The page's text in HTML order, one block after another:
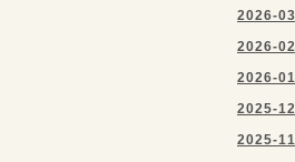
2026-03
2026-02
2026-01
2025-12
2025-11